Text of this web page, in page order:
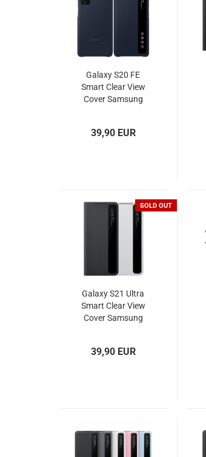
Galaxy S20 FE
Smart Clear View
Cover Samsung
39,90 EUR
SOLD OUT
Galaxy S21 Ultra
Smart Clear View
Cover Samsung
39,90 EUR